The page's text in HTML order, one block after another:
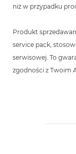
niż w przypadku
Produkt
service pack,
serwisowej. To
zgodności z Twoim